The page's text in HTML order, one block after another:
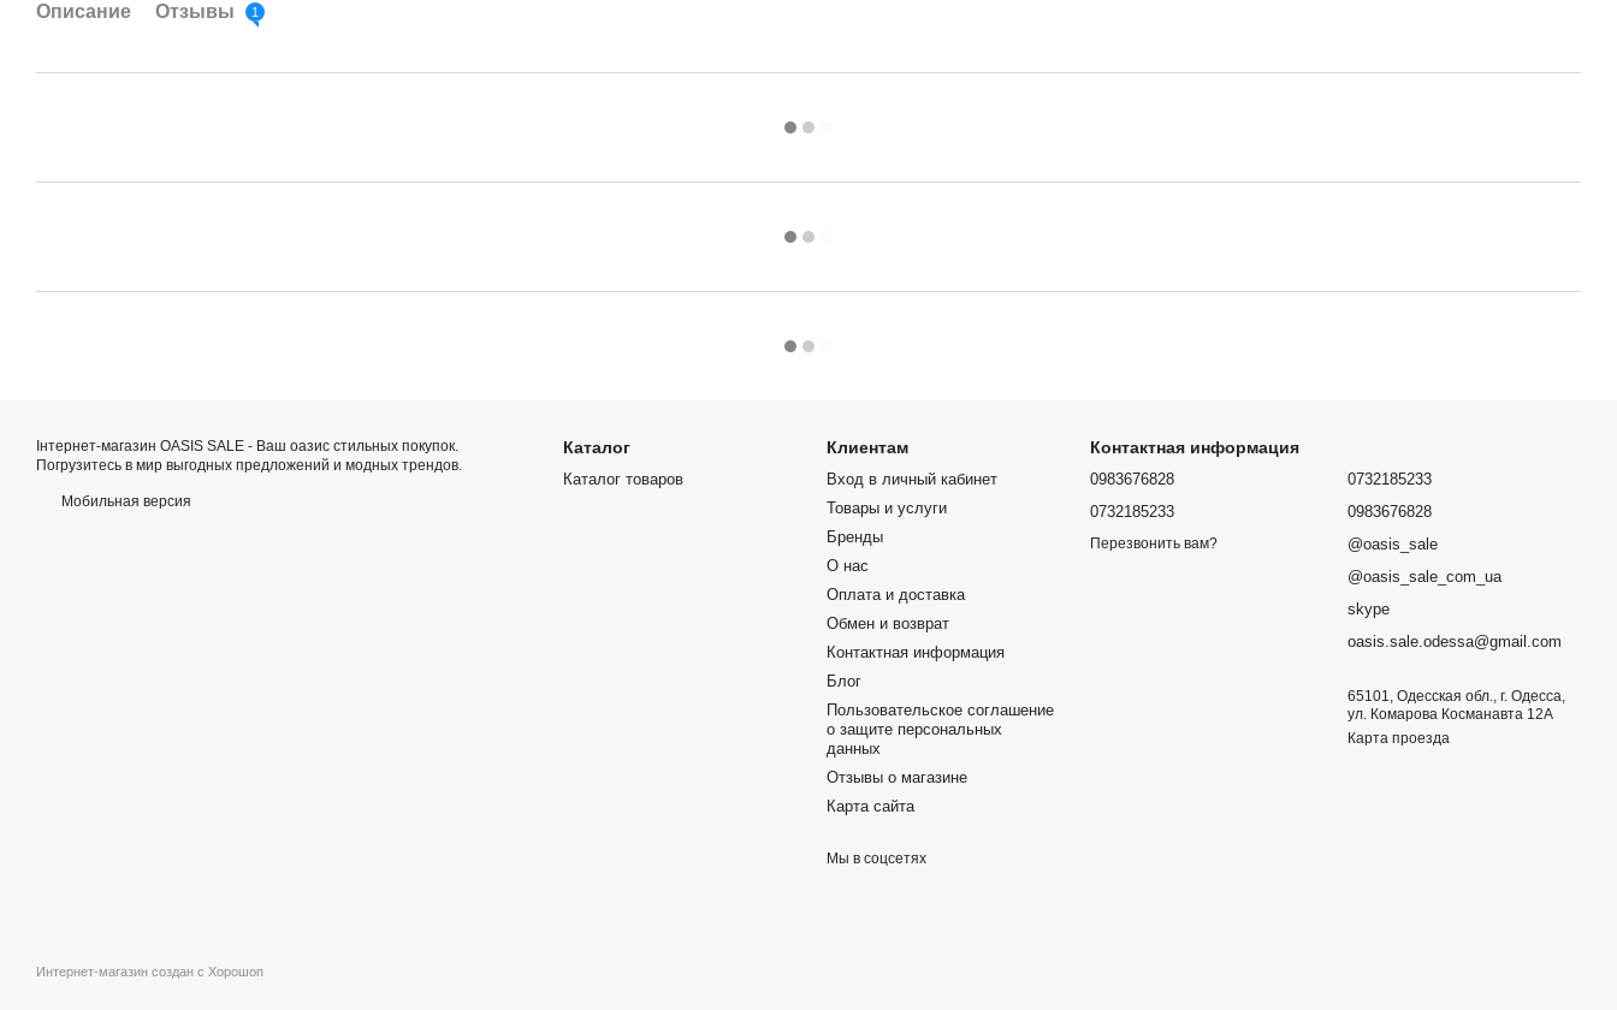
Описание Отзывы 1
Інтернет-магазин OASIS SALE - Ваш оазис стильных покупок.
Погрузитесь в мир выгодных предложений и модных трендов.
Мобильная версия
Интернет-магазин создан с Хорошоп
Каталог
Каталог товаров
Клиентам
Вход в личный кабинет
Товары и услуги
Бренды
О нас
Оплата и доставка
Обмен и возврат
Контактная информация
Блог
Пользовательское соглашение
о защите персональных
данных
Отзывы о магазине
Карта сайта
Мы в соцсетях
Контактная информация
0983676828
0732185233
Перезвонить вам?
0732185233
0983676828
@oasis_sale
@oasis_sale_com_ua
skype
oasis.sale.odessa@gmail.com
65101, Одесская обл., г. Одесса,
ул. Комарова Косманавта 12А
Карта проезда